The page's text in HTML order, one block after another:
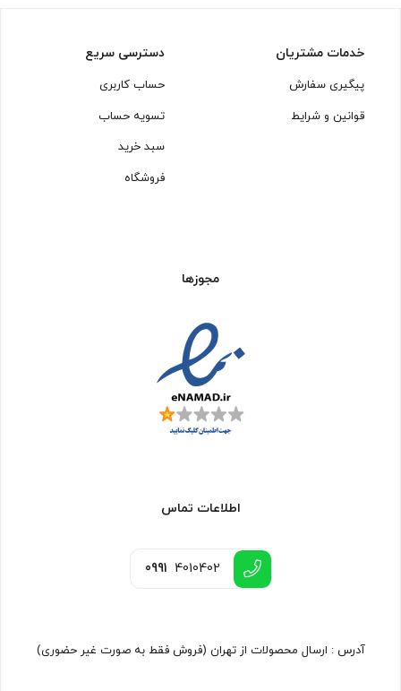
خدمات مشتریان
پیگیری سفارش
قوانین و شرایط
دسترسی سریع
حساب کاربری
تسویه حساب
سبد خرید
فروشگاه
مجوزها
اطلاعات تماس
0991 4010402
آدرس : ارسال محصولات از تهران (فروش فقط به صورت غیر حضوری)